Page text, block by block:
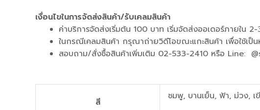
เงื่อนไขในการจัดส่งสินค้า/รับเคลมสินค้า
ค่าบริการจัดส่งเริ่มต้น 100 บาท เริ่มจัดส่งออเดอร์ภายใน 2-
ในกรณีเคลมสินค้า กรุณาถ่ายวิดีโอขณะแกะสินค้า เพื่อใช้เ
สอบถาม/สั่งซื้อสินค้าเพิ่มเติม 02-533-2410 หรือ Line:
สี
ชมพู, บานเย็น, ฟ้า, ม่วง, เ